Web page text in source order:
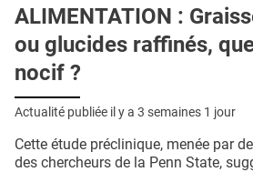
E-REVUE SAD
THÉMA
L'APP
PUBLICITÉ
ALIMENTATION :
ou glucides raffinés,
nocif ?
Actualité publiée il y a 3 semaines 1 jour
Cette étude préclinique, menée par
des chercheurs de la Penn State,